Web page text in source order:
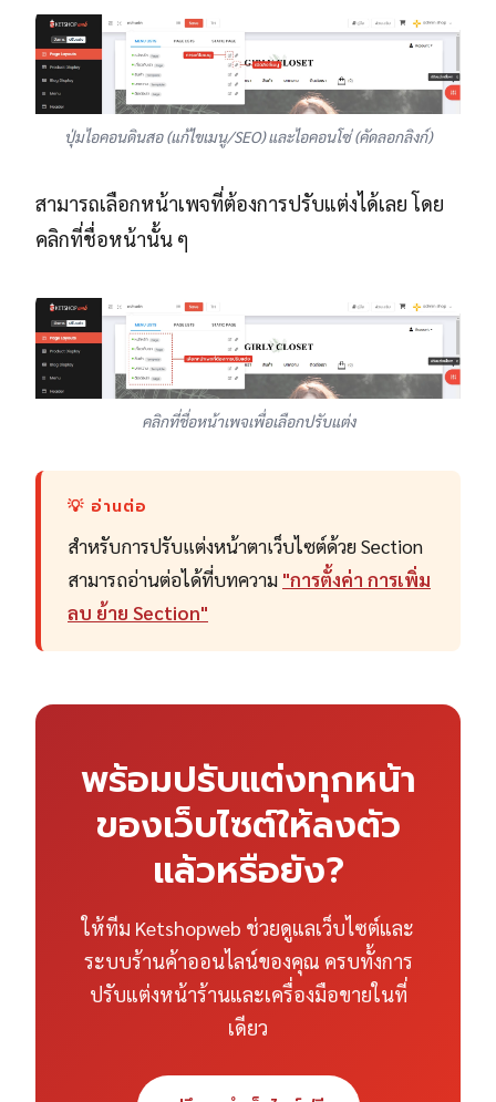
ปุ่มไอคอนดินสอ (แก้ไขเมนู/SEO) และไอคอนโซ่ (คัดลอกลิงก์)
สามารถเลือกหน้าเพจที่ต้องการปรับแต่งได้เลย โดย
คลิกที่ชื่อหน้านั้น ๆ
คลิกที่ชื่อหน้าเพจเพื่อเลือกปรับแต่ง
💡 อ่านต่อ
สำหรับการปรับแต่งหน้าตาเว็บไซต์ด้วย Section
สามารถอ่านต่อได้ที่บทความ "การตั้งค่า การเพิ่ม
ลบ ย้าย Section"
พร้อมปรับแต่งทุกหน้า
ของเว็บไซต์ให้ลงตัว
แล้วหรือยัง?
ให้ทีม Ketshopweb ช่วยดูแลเว็บไซต์และ
ระบบร้านค้าออนไลน์ของคุณ ครบทั้งการ
ปรับแต่งหน้าร้านและเครื่องมือขายในที่
เดียว